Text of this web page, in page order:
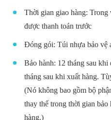
Thời gian giao hàng: Trong
được thanh toán trước
Đóng gói: Túi nhựa bảo vệ
Bảo hành: 12 tháng sau
tháng sau khi xuất hàng.
(Nó không bao gồm bộ
thay thế trong thời gian
hàng.)